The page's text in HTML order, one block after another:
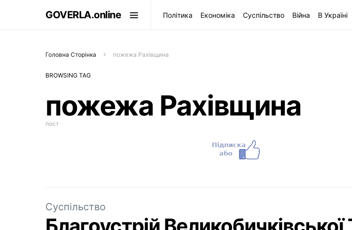
GOVERLA.online Політика Економіка Суспільство Війна В Україні
Головна Сторінка пожежа Рахівщина
BROWSING TAG
пожежа Рахівщина
пост
Суспільство